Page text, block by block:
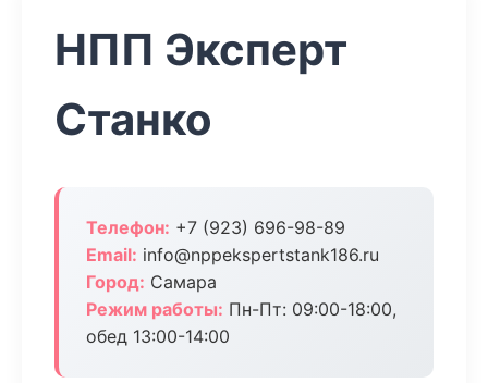
НПП Эксперт
Станко
Телефон: +7 (923) 696-98-89
Email: info@nppekspertstank186.ru
Город: Самара
Режим работы: Пн-Пт: 09:00-18:00,
обед 13:00-14:00